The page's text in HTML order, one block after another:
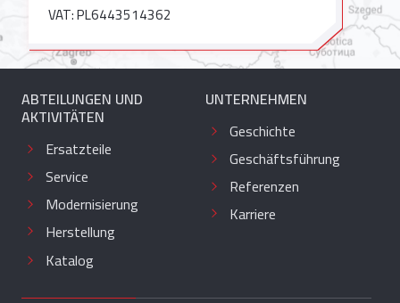
VAT: PL6443514362
ABTEILUNGEN UND
AKTIVITÄTEN
Ersatzteile
Service
Modernisierung
Herstellung
Katalog
UNTERNEHMEN
Geschichte
Geschäftsführung
Referenzen
Karriere